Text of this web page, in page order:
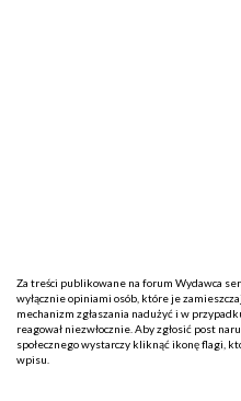
Za treści publikowane na forum Wydawca
wyłącznie opiniami osób, które je
mechanizm zgłaszania nadużyć i w
reagował niezwłocznie. Aby zgłosić post
społecznego wystarczy kliknąć ikonę flagi,
wpisu.